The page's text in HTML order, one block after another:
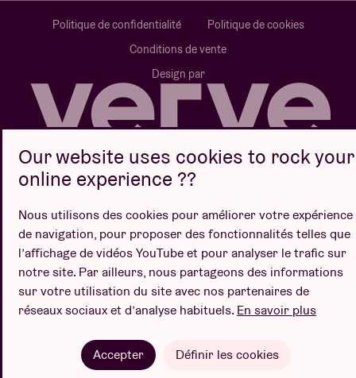
Politique de confidentialité
Politique de cookies
Conditions de vente
Design par
Site web par
Our website uses cookies to rock your
online experience ??
Nous utilisons des cookies pour améliorer votre expérience
de navigation, pour proposer des fonctionnalités telles que
l’affichage de vidéos YouTube et pour analyser le trafic sur
notre site. Par ailleurs, nous partageons des informations
sur votre utilisation du site avec nos partenaires de
réseaux sociaux et d’analyse habituels. En savoir plus
Accepter Définir les cookies